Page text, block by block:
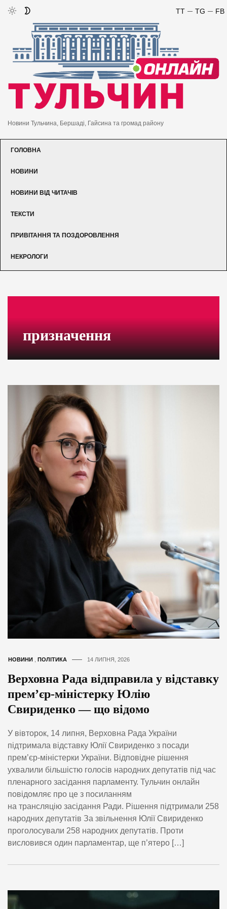
FB
TG
TT
Новини Тульчина, Бершаді, Гайсина та громад району
ГОЛОВНА
НОВИНИ
НОВИНИ ВІД ЧИТАЧІВ
ТЕКСТИ
ПРИВІТАННЯ ТА ПОЗДОРОВЛЕННЯ
НЕКРОЛОГИ
призначення
НОВИНИ ПОЛІТИКА 14 ЛИПНЯ, 2026
Верховна Рада відправила у відставку
прем’єр-міністерку Юлію
Свириденко — що відомо
У вівторок, 14 липня, Верховна Рада України
підтримала відставку Юлії Свириденко з посади
прем’єр-міністерки України. Відповідне рішення
ухвалили більшістю голосів народних депутатів під час
пленарного засідання парламенту. Тульчин онлайн
повідомляє про це з посиланням
на трансляцію засідання Ради. Рішення підтримали 258
народних депутатів За звільнення Юлії Свириденко
проголосували 258 народних депутатів. Проти
висловився один парламентар, ще п’ятеро […]